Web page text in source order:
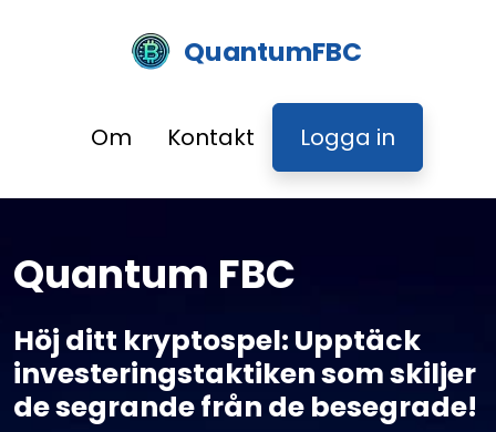
QuantumFBC
Om Kontakt Logga in
Quantum FBC
Höj ditt kryptospel: Upptäck
investeringstaktiken som skiljer
de segrande från de besegrade!